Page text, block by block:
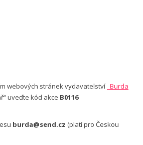
webových stránek vydavatelství Burda
uveďte kód akce B0116
burda@send.cz (platí pro Českou